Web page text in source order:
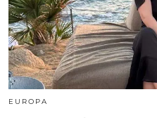
EUROPA